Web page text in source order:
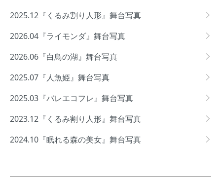
2025.12『くるみ割り人形』舞台写真
2026.04『ライモンダ』舞台写真
2026.06『白鳥の湖』舞台写真
2025.07『人魚姫』舞台写真
2025.03『バレエコフレ』舞台写真
2023.12『くるみ割り人形』舞台写真
2024.10『眠れる森の美女』舞台写真